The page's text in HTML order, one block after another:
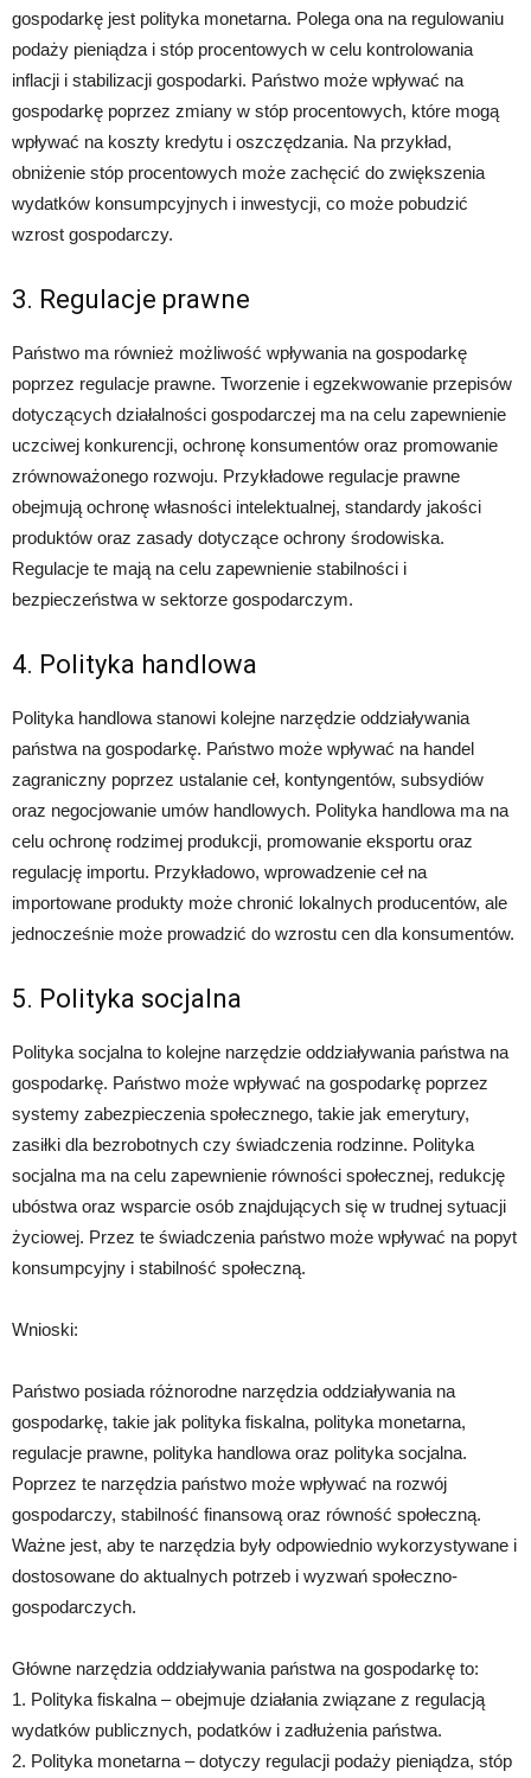
gospodarkę jest polityka monetarna. Polega ona na regulowaniu
podaży pieniądza i stóp procentowych w celu kontrolowania
inflacji i stabilizacji gospodarki. Państwo może wpływać na
gospodarkę poprzez zmiany w stóp procentowych, które mogą
wpływać na koszty kredytu i oszczędzania. Na przykład,
obniżenie stóp procentowych może zachęcić do zwiększenia
wydatków konsumpcyjnych i inwestycji, co może pobudzić
wzrost gospodarczy.
3. Regulacje prawne
Państwo ma również możliwość wpływania na gospodarkę
poprzez regulacje prawne. Tworzenie i egzekwowanie przepisów
dotyczących działalności gospodarczej ma na celu zapewnienie
uczciwej konkurencji, ochronę konsumentów oraz promowanie
zrównoważonego rozwoju. Przykładowe regulacje prawne
obejmują ochronę własności intelektualnej, standardy jakości
produktów oraz zasady dotyczące ochrony środowiska.
Regulacje te mają na celu zapewnienie stabilności i
bezpieczeństwa w sektorze gospodarczym.
4. Polityka handlowa
Polityka handlowa stanowi kolejne narzędzie oddziaływania
państwa na gospodarkę. Państwo może wpływać na handel
zagraniczny poprzez ustalanie ceł, kontyngentów, subsydiów
oraz negocjowanie umów handlowych. Polityka handlowa ma na
celu ochronę rodzimej produkcji, promowanie eksportu oraz
regulację importu. Przykładowo, wprowadzenie ceł na
importowane produkty może chronić lokalnych producentów, ale
jednocześnie może prowadzić do wzrostu cen dla konsumentów.
5. Polityka socjalna
Polityka socjalna to kolejne narzędzie oddziaływania państwa na
gospodarkę. Państwo może wpływać na gospodarkę poprzez
systemy zabezpieczenia społecznego, takie jak emerytury,
zasiłki dla bezrobotnych czy świadczenia rodzinne. Polityka
socjalna ma na celu zapewnienie równości społecznej, redukcję
ubóstwa oraz wsparcie osób znajdujących się w trudnej sytuacji
życiowej. Przez te świadczenia państwo może wpływać na popyt
konsumpcyjny i stabilność społeczną.
Wnioski:
Państwo posiada różnorodne narzędzia oddziaływania na
gospodarkę, takie jak polityka fiskalna, polityka monetarna,
regulacje prawne, polityka handlowa oraz polityka socjalna.
Poprzez te narzędzia państwo może wpływać na rozwój
gospodarczy, stabilność finansową oraz równość społeczną.
Ważne jest, aby te narzędzia były odpowiednio wykorzystywane i
dostosowane do aktualnych potrzeb i wyzwań społeczno-
gospodarczych.
Główne narzędzia oddziaływania państwa na gospodarkę to:
1. Polityka fiskalna – obejmuje działania związane z regulacją
wydatków publicznych, podatków i zadłużenia państwa.
2. Polityka monetarna – dotyczy regulacji podaży pieniądza, stóp